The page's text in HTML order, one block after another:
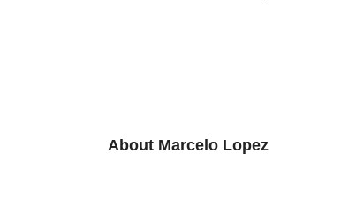
About Marcelo Lopez